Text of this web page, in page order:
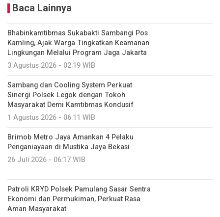
Baca Lainnya
Bhabinkamtibmas Sukabakti Sambangi Pos
Kamling, Ajak Warga Tingkatkan Keamanan
Lingkungan Melalui Program Jaga Jakarta
3 Agustus 2026 - 02:19 WIB
Sambang dan Cooling System Perkuat
Sinergi Polsek Legok dengan Tokoh
Masyarakat Demi Kamtibmas Kondusif
1 Agustus 2026 - 06:11 WIB
Brimob Metro Jaya Amankan 4 Pelaku
Penganiayaan di Mustika Jaya Bekasi
26 Juli 2026 - 06:17 WIB
Patroli KRYD Polsek Pamulang Sasar Sentra
Ekonomi dan Permukiman, Perkuat Rasa
Aman Masyarakat